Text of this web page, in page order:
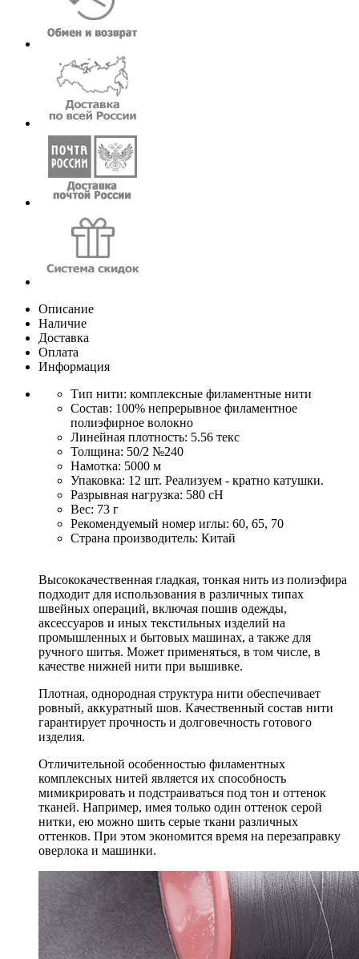
Описание
Наличие
Доставка
Оплата
Информация
Тип нити: комплексные филаментные нити
Состав: 100% непрерывное филаментное
полиэфирное волокно
Линейная плотность: 5.56 текс
Толщина: 50/2 №240
Намотка: 5000 м
Упаковка: 12 шт. Реализуем - кратно катушки.
Разрывная нагрузка: 580 сН
Вес: 73 г
Рекомендуемый номер иглы: 60, 65, 70
Страна производитель: Китай
Высококачественная гладкая, тонкая нить из полиэфира
подходит для использования в различных типах
швейных операций, включая пошив одежды,
аксессуаров и иных текстильных изделий на
промышленных и бытовых машинах, а также для
ручного шитья. Может применяться, в том числе, в
качестве нижней нити при вышивке.
Плотная, однородная структура нити обеспечивает
ровный, аккуратный шов. Качественный состав нити
гарантирует прочность и долговечность готового
изделия.
Отличительной особенностью филаментных
комплексных нитей является их способность
мимикрировать и подстраиваться под тон и оттенок
тканей. Например, имея только один оттенок серой
нитки, ею можно шить серые ткани различных
оттенков. При этом экономится время на перезаправку
оверлока и машинки.